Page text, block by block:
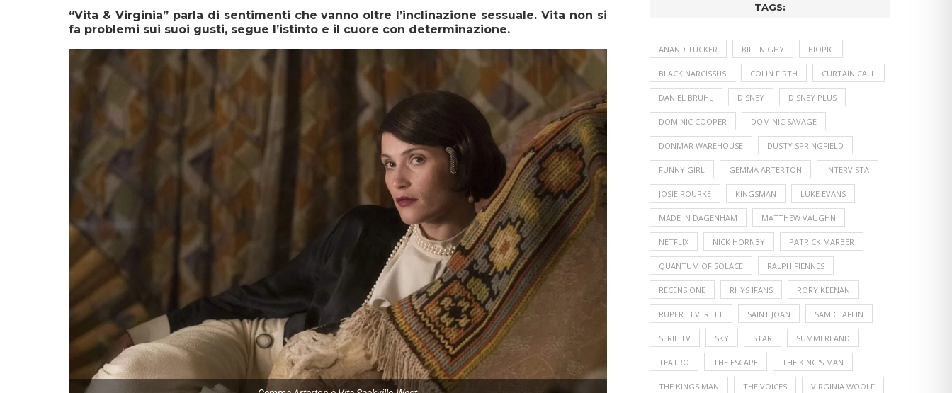
“Vita & Virginia”parla di sentimenti che vanno oltre l’inclinazione sessuale. Vita non si
fa problemi sui suoi gusti, segue l’istinto e il cuore con determinazione.
TAGS:
ANAND TUCKER BILL NIGHY BIOPIC
BLACK NARCISSUS COLIN FIRTH CURTAIN CALL
DANIEL BRUHL DISNEY DISNEY PLUS
DOMINIC COOPER DOMINIC SAVAGE
DONMAR WAREHOUSE DUSTY SPRINGFIELD
FUNNY GIRL GEMMA ARTERTON INTERVISTA
JOSIE ROURKE KINGSMAN LUKE EVANS
MADE IN DAGENHAM MATTHEW VAUGHN
NETFLIX NICK HORNBY PATRICK MARBER
QUANTUM OF SOLACE RALPH FIENNES
RECENSIONE RHYS IFANS RORY KEENAN
RUPERT EVERETT SAINT JOAN SAM CLAFLIN
SERIE TV SKY STAR SUMMERLAND
TEATRO THE ESCAPE THE KING'S MAN
THE KINGS MAN THE VOICES VIRGINIA WOOLF